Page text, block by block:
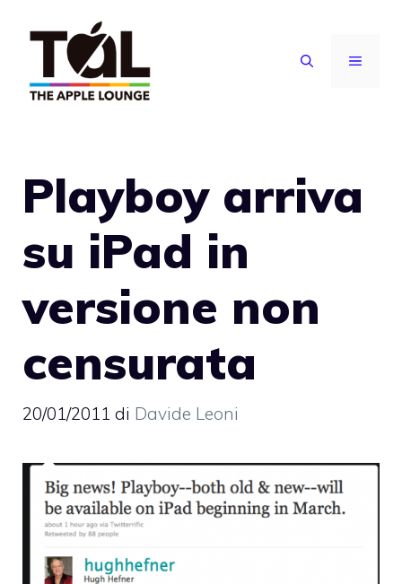
contenuto
MENU
Playboy arriva
su iPad in
versione non
censurata
20/01/2011 di Davide Leoni